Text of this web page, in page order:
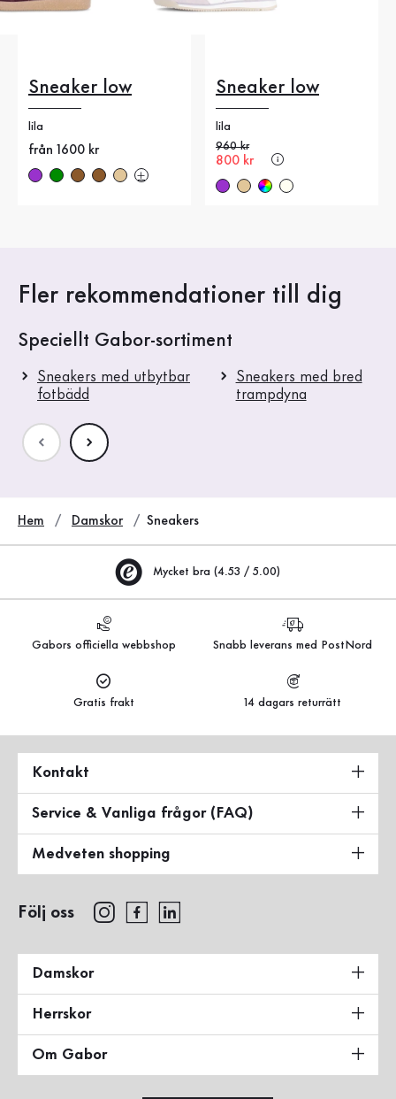
Sneaker low
lila
Nytt pris
från 1600 kr
Sneaker low
lila
Gammalt pris
960 kr
Nytt pris
800 kr
Fler rekommendationer till dig
Speciellt Gabor-sortiment
Sneakers med utbytbar
fotbädd
Sneakers med bred
trampdyna
Hem Damskor Sneakers
Mycket bra (4.53 / 5.00)
Gabors officiella webbshop Snabb leverans med PostNord
Gratis frakt 14 dagars returrätt
Kontakt
Service & Vanliga frågor (FAQ)
Medveten shopping
Följ oss
Damskor
Herrskor
Om Gabor